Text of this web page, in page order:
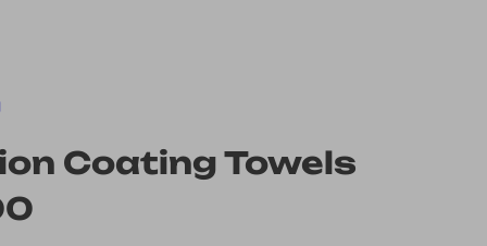
Coating Towels